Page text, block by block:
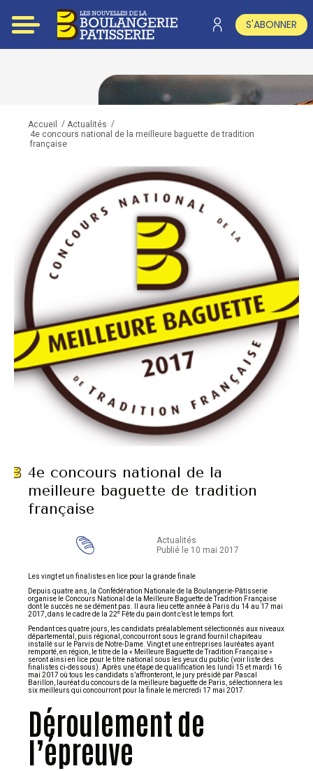
S'ABONNER
Accueil / Actualités /
4e concours national de la meilleure baguette de tradition
française
4e concours national de la
meilleure baguette de tradition
française
Actualités
Publié le 10 mai 2017
Les vingt et un finalistes en lice pour la grande finale
Depuis quatre ans, la Confédération Nationale de la Boulangerie-Pâtisserie
organise le Concours National de la Meilleure Baguette de Tradition Française
dont le succès ne se dément pas. Il aura lieu cette année à Paris du 14 au 17 mai
2017, dans le cadre de la 22e Fête du pain dont c’est le temps fort.
Pendant ces quatre jours, les candidats préalablement sélectionnés aux niveaux
départemental, puis régional, concourront sous le grand fournil chapiteau
installé sur le Parvis de Notre-Dame. Vingt et une entreprises lauréates ayant
remporté, en région, le titre de la « Meilleure Baguette de Tradition Française »
seront ainsi en lice pour le titre national sous les yeux du public (voir liste des
finalistes ci-dessous). Après une étape de qualification les lundi 15 et mardi 16
mai 2017 où tous les candidats s’affronteront, le jury présidé par Pascal
Barillon, lauréat du concours de la meilleure baguette de Paris, sélectionnera les
six meilleurs qui concourront pour la finale le mercredi 17 mai 2017.
Déroulement de
l’épreuve